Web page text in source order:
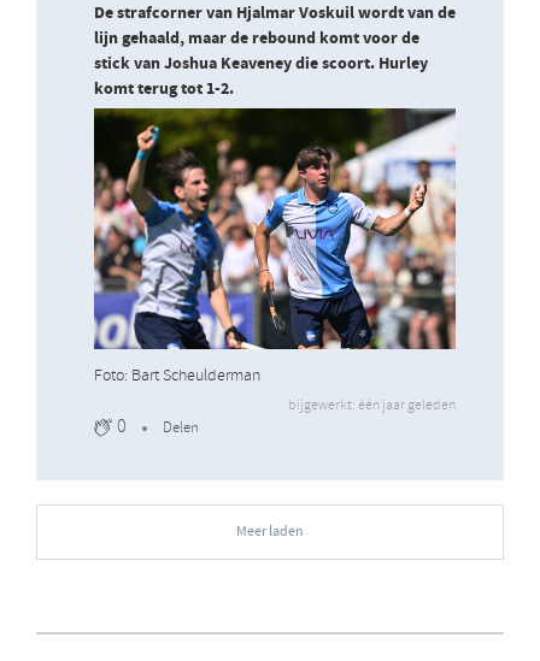
De strafcorner van Hjalmar Voskuil wordt van de
lijn gehaald, maar de rebound komt voor de
stick van Joshua Keaveney die scoort. Hurley
komt terug tot 1-2.
Foto: Bart Scheulderman
bijgewerkt: één jaar geleden
0 Delen
Meer laden